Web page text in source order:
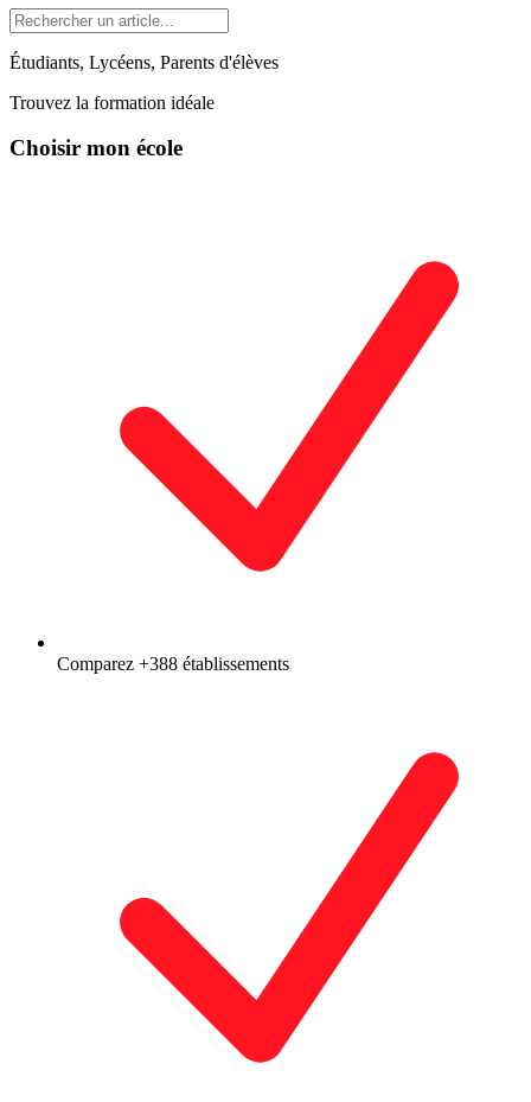
Étudiants, Lycéens, Parents d'élèves
Trouvez la formation idéale
Choisir mon école
Comparez +388 établissements